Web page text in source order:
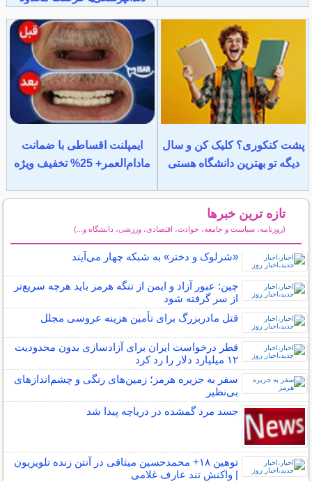
پشت کنکوری؟ کلیک کن و سال
دیگه تو بهترین دانشگاه هستی
ایمپلنت اقساطی با ضمانت
مادام‌العمر+ 25% تخفیف ویژه
تازه ترین خبرها
(روزنامه، سیاست و جامعه، حوادث، اقتصادی، ورزشی، دانشگاه و...)
«شرلوک و دختر» به شبکه چهار می‌آیند
چین: عبور آزاد و ایمن از تنگه هرمز باید هرچه سریع‌تر
از سر گرفته شود
قتل مادربزرگ برای تأمین هزینه عروسی مجلل
قطر درخواست ایران برای آزادسازی بدون محدودیت
۱۲ میلیارد دلار را رد کرد
سفر به جزیره هرمز؛ زمین‌های رنگی و چشم‌اندازهای
بی‌نظیر
جسد مرد گمشده در دریاچه پیدا شد
توهین ۱۸+ محمدحسین میثاقی در آنتن زنده تلویزیون
| واکنش تند عارف غلامی